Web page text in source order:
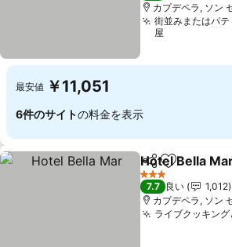
カプデペラ, ソン
街並みまたはパ
屋
最安値 ￥11,051
6件のサイトの料金を表示
シェアお気に入り
Hotel Bella
3 ホテルのランク
7.7 良い
1,012
カプデペラ, ソン
ライブクッキン